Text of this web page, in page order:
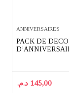
ANNIVERSAIRES
PACK DE
145,00 د.م.